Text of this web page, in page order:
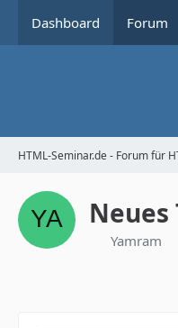
Dashboard Forum
HTML-Seminar.de - Forum für
Neues
Yamram